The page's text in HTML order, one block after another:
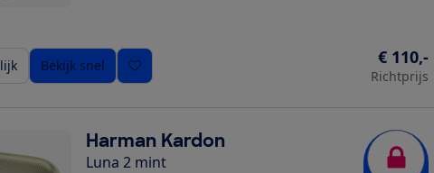
Bekijk snel € 110,-
Richtprijs
Harman Kardon
Luna 2 mint